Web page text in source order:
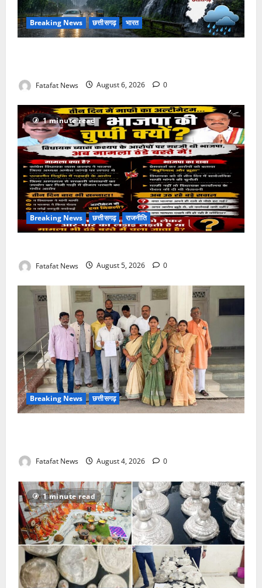
Breaking News छत्तीसगढ़ भारत
Fatafat News August 6, 2026 0
1 minute read
Breaking News छत्तीसगढ़ राजनीति
Fatafat News August 5, 2026 0
Breaking News छत्तीसगढ़
Fatafat News August 4, 2026 0
1 minute read